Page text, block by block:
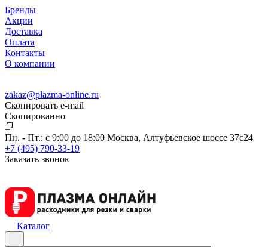
Бренды
Акции
Доставка
Оплата
Контакты
О компании
zakaz@plazma-online.ru
Скопировать e-mail
Cкопированно
Пн. - Пт.: с 9:00 до 18:00 Москва, Алтуфьевское шоссе 37с24
+7 (495) 790-33-19
Заказать звонок
Каталог